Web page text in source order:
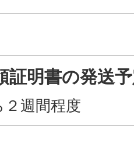
証明書の発送
週間程度